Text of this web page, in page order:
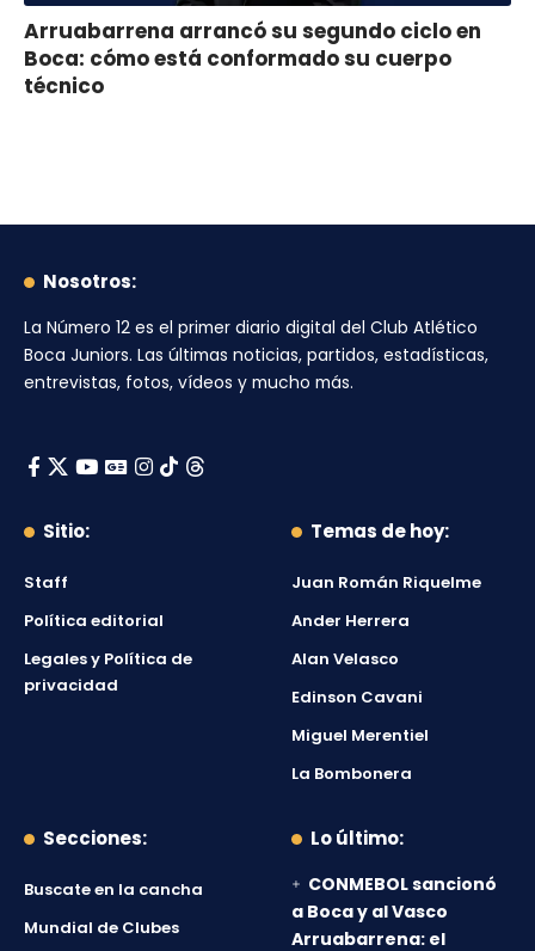
Arruabarrena arrancó su segundo ciclo en
Boca: cómo está conformado su cuerpo
técnico
Nosotros:
La Número 12 es el primer diario digital del Club Atlético
Boca Juniors. Las últimas noticias, partidos, estadísticas,
entrevistas, fotos, vídeos y mucho más.
Sitio:
Staff
Política editorial
Legales y Política de
privacidad
Temas de hoy:
Juan Román Riquelme
Ander Herrera
Alan Velasco
Edinson Cavani
Miguel Merentiel
La Bombonera
Secciones:
Buscate en la cancha
Mundial de Clubes
Lo último:
CONMEBOL sancionó
a Boca y al Vasco
Arruabarrena: el